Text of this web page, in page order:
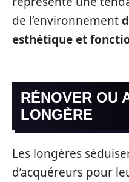
de l’environnement
esthétique et
RÉNOVER OU
LONGÈRE
Les longères
d’acquéreurs pour